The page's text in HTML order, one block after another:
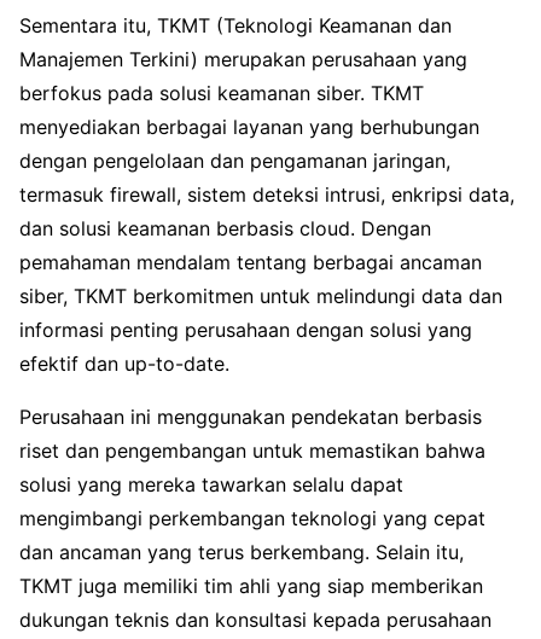
Sementara itu, TKMT (Teknologi Keamanan dan
Manajemen Terkini) merupakan perusahaan yang
berfokus pada solusi keamanan siber. TKMT
menyediakan berbagai layanan yang berhubungan
dengan pengelolaan dan pengamanan jaringan,
termasuk firewall, sistem deteksi intrusi, enkripsi data,
dan solusi keamanan berbasis cloud. Dengan
pemahaman mendalam tentang berbagai ancaman
siber, TKMT berkomitmen untuk melindungi data dan
informasi penting perusahaan dengan solusi yang
efektif dan up-to-date.
Perusahaan ini menggunakan pendekatan berbasis
riset dan pengembangan untuk memastikan bahwa
solusi yang mereka tawarkan selalu dapat
mengimbangi perkembangan teknologi yang cepat
dan ancaman yang terus berkembang. Selain itu,
TKMT juga memiliki tim ahli yang siap memberikan
dukungan teknis dan konsultasi kepada perusahaan